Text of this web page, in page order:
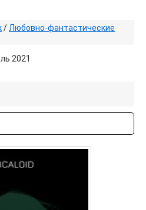
/ Любовно-фантастические
2021